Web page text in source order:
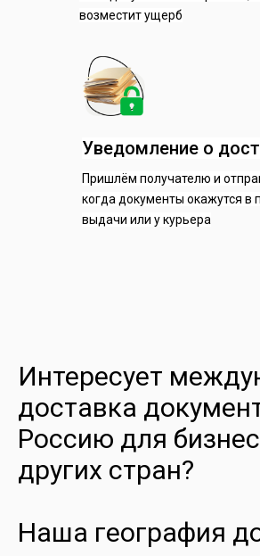
возместит ущерб
Пришлём получателю и
когда документы окажутся в
выдачи или у курьера
Уведомление о
Интересует
доставка
Россию для
других стран?
Наша география